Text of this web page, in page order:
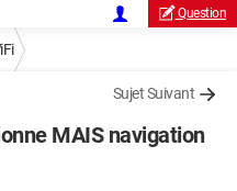
Question
Sujet Suivant
MAIS navigation